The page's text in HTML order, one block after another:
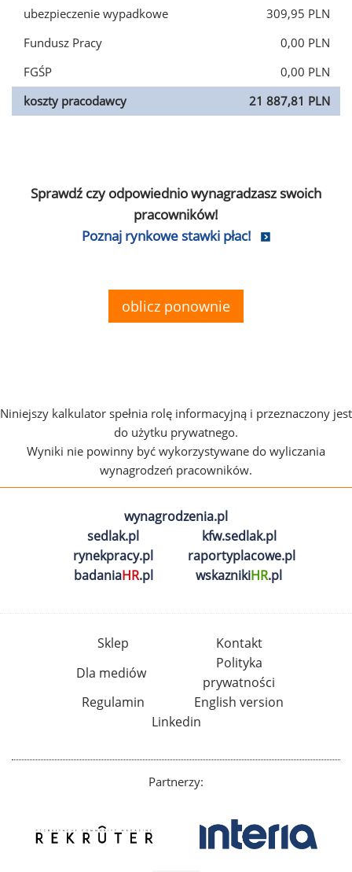
ubezpieczenie wypadkowe
309,95 PLN
Fundusz Pracy
0,00 PLN
FGŚP
0,00 PLN
koszty pracodawcy
21 887,81 PLN
Sprawdź czy odpowiednio wynagradzasz swoich
pracowników!
Poznaj rynkowe stawki płac!
oblicz ponownie
Niniejszy kalkulator spełnia rolę informacyjną i przeznaczony jest
do użytku prywatnego.
Wyniki nie powinny być wykorzystywane do wyliczania
wynagrodzeń pracowników.
wynagrodzenia.pl
sedlak.pl
kfw.sedlak.pl
rynekpracy.pl
raportyplacowe.pl
badaniaHR.pl wskaznikiHR.pl
Sklep
Kontakt
Dla mediów
Polityka
prywatności
Regulamin
English version
Linkedin
Partnerzy: